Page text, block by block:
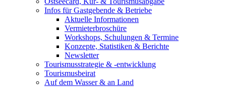
Infos für Gastgebende & Betriebe
Aktuelle Informationen
Vermieterbroschüre
Workshops, Schulungen & Termine
Konzepte, Statistiken & Berichte
Newsletter
Tourismusstrategie & -entwicklung
Tourismusbeirat
Auf dem Wasser & an Land